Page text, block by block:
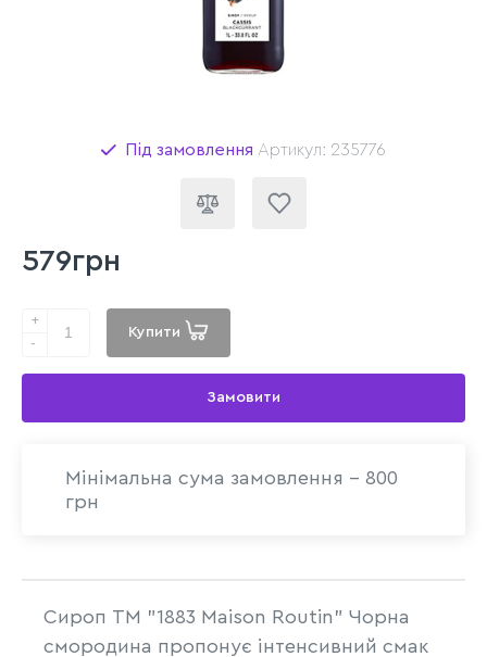
Під замовлення Артикул: 235776
579грн
+
-
Купити
Замовити
Мінімальна сума замовлення - 800
грн
Сироп ТМ "1883 Maison Routin" Чорна
смородина пропонує інтенсивний смак